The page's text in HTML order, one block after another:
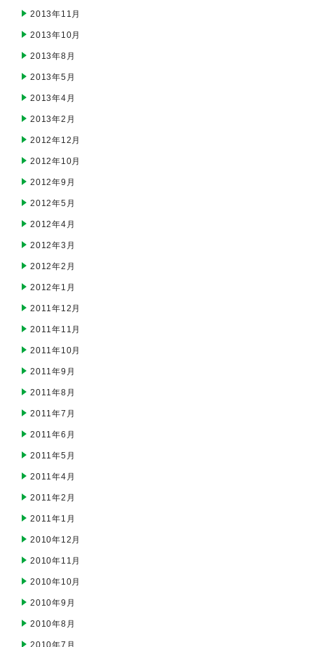
2013年11月
2013年10月
2013年8月
2013年5月
2013年4月
2013年2月
2012年12月
2012年10月
2012年9月
2012年5月
2012年4月
2012年3月
2012年2月
2012年1月
2011年12月
2011年11月
2011年10月
2011年9月
2011年8月
2011年7月
2011年6月
2011年5月
2011年4月
2011年2月
2011年1月
2010年12月
2010年11月
2010年10月
2010年9月
2010年8月
2010年7月